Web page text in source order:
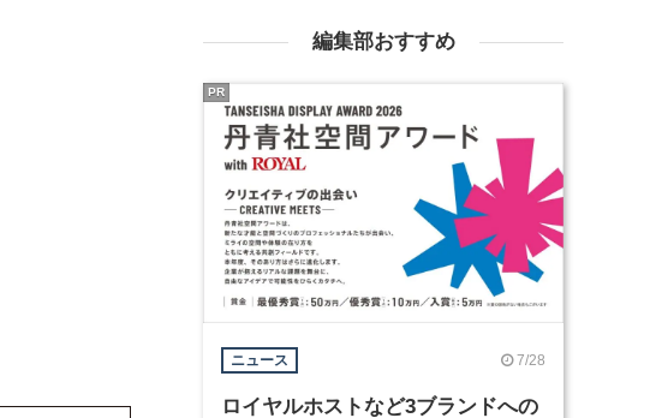
編集部おすすめ
ニュース 7/28
ロイヤルホストなど3ブランドへの
PR